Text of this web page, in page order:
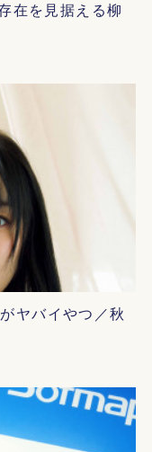
在を見据える柳
ヤバイやつ／秋